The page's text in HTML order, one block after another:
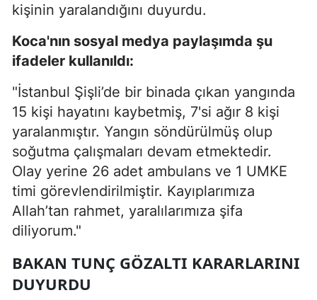
kişinin yaralandığını duyurdu.
Koca'nın sosyal medya paylaşımda şu
ifadeler kullanıldı:
"İstanbul Şişli’de bir binada çıkan yangında
15 kişi hayatını kaybetmiş, 7'si ağır 8 kişi
yaralanmıştır. Yangın söndürülmüş olup
soğutma çalışmaları devam etmektedir.
Olay yerine 26 adet ambulans ve 1 UMKE
timi görevlendirilmiştir. Kayıplarımıza
Allah’tan rahmet, yaralılarımıza şifa
diliyorum."
BAKAN TUNÇ GÖZALTI KARARLARINI
DUYURDU